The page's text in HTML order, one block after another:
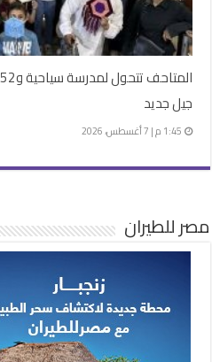
جيل جديد
1:45 م | 7 أغسطس، 2026
مصر للطيران